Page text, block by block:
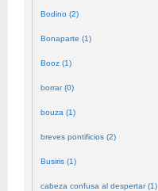
Bodino (2)
Bonaparte (1)
Booz (1)
borrar (0)
bouza (1)
breves pontificios (2)
Busiris (1)
cabeza confusa al despertar (1)